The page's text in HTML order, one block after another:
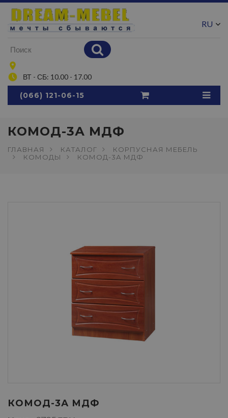
ВТ - СБ: 10.00 - 17.00
RU
(066) 121-06-15
КОМОД-3А МДФ
ГЛАВНАЯ КАТАЛОГ
КОРПУСНАЯ МЕБЕЛЬ
КОМОДЫ
КОМОД-3А МДФ
КОМОД-3А МДФ